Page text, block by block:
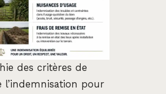
des critères de
l’indemnisation pour